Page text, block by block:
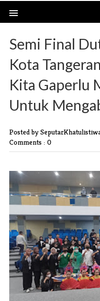
Semi Final
Kota
Kita Gaperlu
Untuk
Posted by
Comments : 0